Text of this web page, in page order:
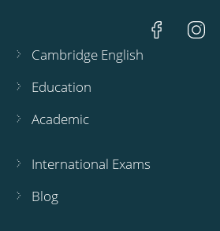
Cambridge English
Education
Academic
International Exams
Blog